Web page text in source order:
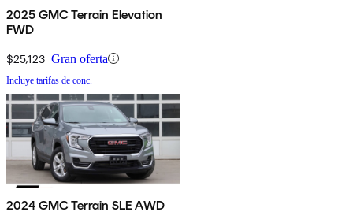
2025 GMC Terrain Elevation
FWD
$25,123 Gran oferta
Incluye tarifas de conc.
2024 GMC Terrain SLE AWD